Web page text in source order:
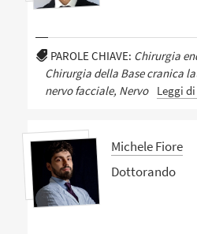
PAROLE CHIAVE: Chirurgia
Chirurgia della Base cranica
nervo facciale, Nervo
Leggi
Michele Fiore
Dottorando